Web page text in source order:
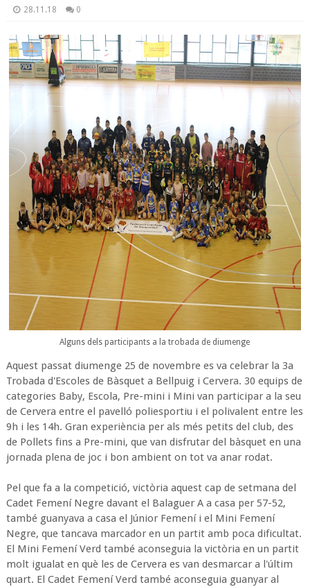
28.11.18 0
Alguns dels participants a la trobada de diumenge
Aquest passat diumenge 25 de novembre es va celebrar la 3a
Trobada d'Escoles de Bàsquet a Bellpuig i Cervera. 30 equips de
categories Baby, Escola, Pre-mini i Mini van participar a la seu
de Cervera entre el pavelló poliesportiu i el polivalent entre les
9h i les 14h. Gran experiència per als més petits del club, des
de Pollets fins a Pre-mini, que van disfrutar del bàsquet en una
jornada plena de joc i bon ambient on tot va anar rodat.
Pel que fa a la competició, victòria aquest cap de setmana del
Cadet Femení Negre davant el Balaguer A a casa per 57-52,
també guanyava a casa el Júnior Femení i el Mini Femení
Negre, que tancava marcador en un partit amb poca dificultat.
El Mini Femení Verd també aconseguia la victòria en un partit
molt igualat en què les de Cervera es van desmarcar a l'últim
quart. El Cadet Femení Verd també aconseguia guanyar al